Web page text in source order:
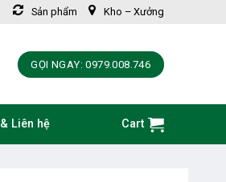
Sản phẩm Kho – Xưởng
GỌI NGAY: 0979.008.746
Liên hệ Cart